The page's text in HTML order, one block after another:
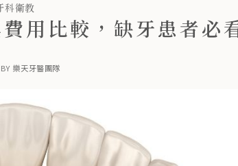
科衛教
用比較，缺牙患者必
BY 樂天牙醫團隊